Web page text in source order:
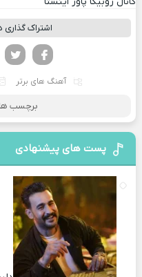
اشتراک
آهنگ های برتر
برچسب
پست های پیشنهادی